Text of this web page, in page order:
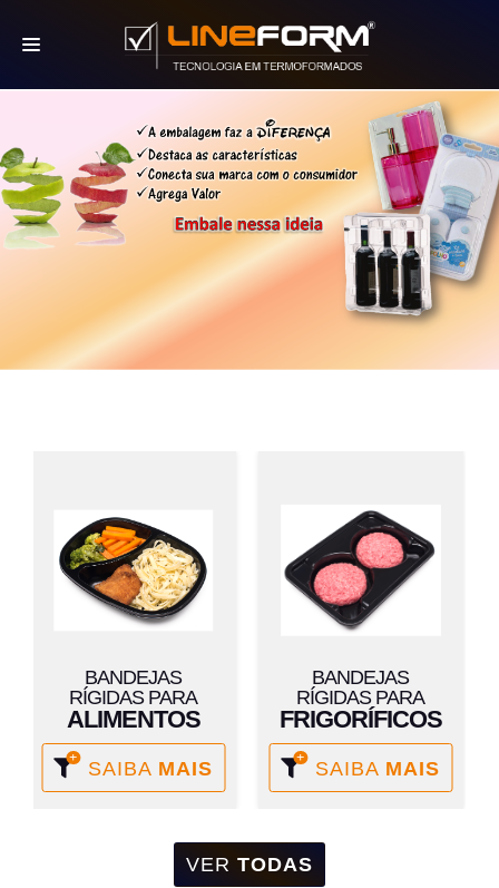
A EMPRESA
SOLUÇÕES
PROJETOS ESPECIAIS
CONTATO
BANDEJAS
RÍGIDAS PARA
ALIMENTOS
SAIBA MAIS
BANDEJAS
RÍGIDAS PARA
FRIGORÍFICOS
SAIBA MAIS
VER TODAS